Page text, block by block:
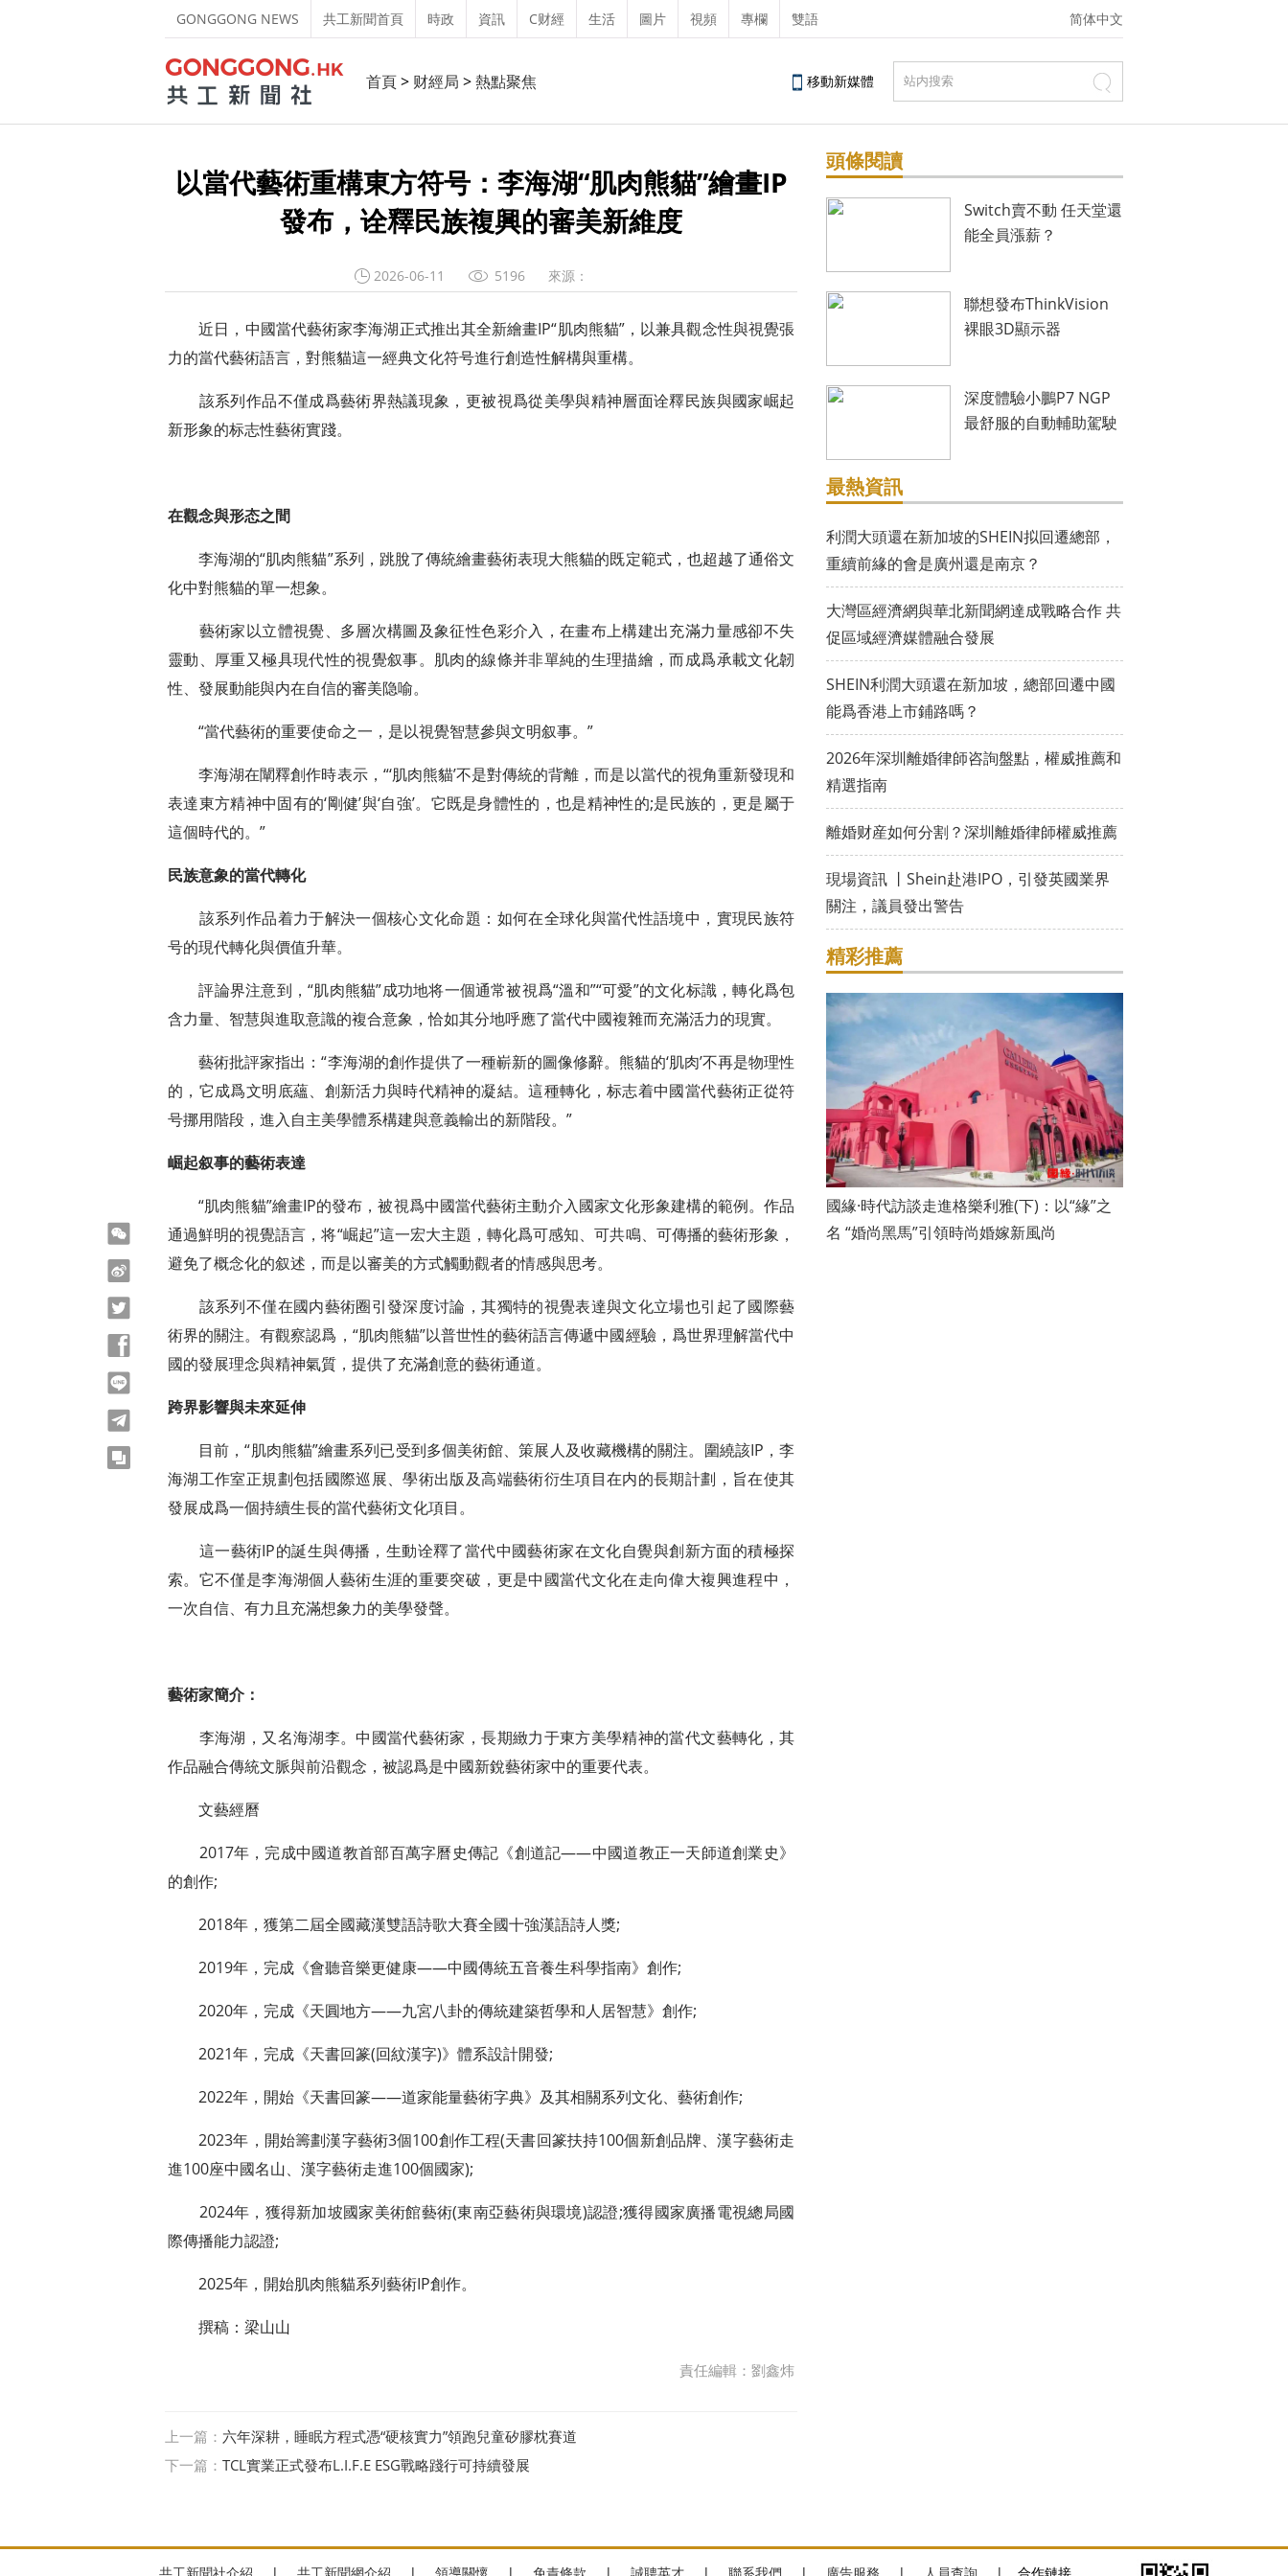
GONGGONG NEWS 共工新聞首頁 時政 資訊 C财經 生活 圖片 視頻 專欄 雙語 简体中文
首頁> 财經局 >熱點聚焦 移動新媒體
以當代藝術重構東方符号：李海湖“肌肉熊貓”繪畫IP
發布，诠釋民族複興的審美新維度
2026-06-11 5196 來源：
近日，中國當代藝術家李海湖正式推出其全新繪畫IP“肌肉熊貓”，以兼具觀念性與視覺張
力的當代藝術語言，對熊貓這一經典文化符号進行創造性解構與重構。
該系列作品不僅成爲藝術界熱議現象，更被視爲從美學與精神層面诠釋民族與國家崛起
新形象的标志性藝術實踐。
在觀念與形态之間
李海湖的“肌肉熊貓”系列，跳脫了傳統繪畫藝術表現大熊貓的既定範式，也超越了通俗文
化中對熊貓的單一想象。
藝術家以立體視覺、多層次構圖及象征性色彩介入，在畫布上構建出充滿力量感卻不失
靈動、厚重又極具現代性的視覺叙事。肌肉的線條并非單純的生理描繪，而成爲承載文化韌
性、發展動能與内在自信的審美隐喻。
“當代藝術的重要使命之一，是以視覺智慧參與文明叙事。”
李海湖在闡釋創作時表示，“‘肌肉熊貓’不是對傳統的背離，而是以當代的視角重新發現和
表達東方精神中固有的‘剛健’與‘自強’。它既是身體性的，也是精神性的;是民族的，更是屬于
這個時代的。”
民族意象的當代轉化
該系列作品着力于解決一個核心文化命題：如何在全球化與當代性語境中，實現民族符
号的現代轉化與價值升華。
評論界注意到，“肌肉熊貓”成功地将一個通常被視爲“溫和”“可愛”的文化标識，轉化爲包
含力量、智慧與進取意識的複合意象，恰如其分地呼應了當代中國複雜而充滿活力的現實。
藝術批評家指出：“李海湖的創作提供了一種嶄新的圖像修辭。熊貓的‘肌肉’不再是物理性
的，它成爲文明底蘊、創新活力與時代精神的凝結。這種轉化，标志着中國當代藝術正從符
号挪用階段，進入自主美學體系構建與意義輸出的新階段。”
崛起叙事的藝術表達
“肌肉熊貓”繪畫IP的發布，被視爲中國當代藝術主動介入國家文化形象建構的範例。作品
通過鮮明的視覺語言，将“崛起”這一宏大主題，轉化爲可感知、可共鳴、可傳播的藝術形象，
避免了概念化的叙述，而是以審美的方式觸動觀者的情感與思考。
該系列不僅在國内藝術圈引發深度讨論，其獨特的視覺表達與文化立場也引起了國際藝
術界的關注。有觀察認爲，“肌肉熊貓”以普世性的藝術語言傳遞中國經驗，爲世界理解當代中
國的發展理念與精神氣質，提供了充滿創意的藝術通道。
跨界影響與未來延伸
目前，“肌肉熊貓”繪畫系列已受到多個美術館、策展人及收藏機構的關注。圍繞該IP，李
海湖工作室正規劃包括國際巡展、學術出版及高端藝術衍生項目在内的長期計劃，旨在使其
發展成爲一個持續生長的當代藝術文化項目。
這一藝術IP的誕生與傳播，生動诠釋了當代中國藝術家在文化自覺與創新方面的積極探
索。它不僅是李海湖個人藝術生涯的重要突破，更是中國當代文化在走向偉大複興進程中，
一次自信、有力且充滿想象力的美學發聲。
藝術家簡介：
李海湖，又名海湖李。中國當代藝術家，長期緻力于東方美學精神的當代文藝轉化，其
作品融合傳統文脈與前沿觀念，被認爲是中國新銳藝術家中的重要代表。
文藝經曆
2017年，完成中國道教首部百萬字曆史傳記《創道記——中國道教正一天師道創業史》
的創作;
2018年，獲第二屆全國藏漢雙語詩歌大賽全國十強漢語詩人獎;
2019年，完成《會聽音樂更健康——中國傳統五音養生科學指南》創作;
2020年，完成《天圓地方——九宮八卦的傳統建築哲學和人居智慧》創作;
2021年，完成《天書回篆(回紋漢字)》體系設計開發;
2022年，開始《天書回篆——道家能量藝術字典》及其相關系列文化、藝術創作;
2023年，開始籌劃漢字藝術3個100創作工程(天書回篆扶持100個新創品牌、漢字藝術走
進100座中國名山、漢字藝術走進100個國家);
2024年，獲得新加坡國家美術館藝術(東南亞藝術與環境)認證;獲得國家廣播電視總局國
際傳播能力認證;
2025年，開始肌肉熊貓系列藝術IP創作。
撰稿：梁山山
責任編輯：劉鑫炜
上一篇： 六年深耕，睡眠方程式憑“硬核實力”領跑兒童矽膠枕賽道
下一篇： TCL實業正式發布L.I.F.E ESG戰略踐行可持續發展
頭條閱讀
Switch賣不動 任天堂還
能全員漲薪？
聯想發布ThinkVision
裸眼3D顯示器
深度體驗小鵬P7 NGP
最舒服的自動輔助駕駛
最熱資訊
利潤大頭還在新加坡的SHEIN拟回遷總部，
重續前緣的會是廣州還是南京？
大灣區經濟網與華北新聞網達成戰略合作 共
促區域經濟媒體融合發展
SHEIN利潤大頭還在新加坡，總部回遷中國
能爲香港上市鋪路嗎？
2026年深圳離婚律師咨詢盤點，權威推薦和
精選指南
離婚财産如何分割？深圳離婚律師權威推薦
現場資訊 丨Shein赴港IPO，引發英國業界
關注，議員發出警告
精彩推薦
國緣·時代訪談走進格樂利雅(下)：以“緣”之
名 “婚尚黑馬”引領時尚婚嫁新風尚